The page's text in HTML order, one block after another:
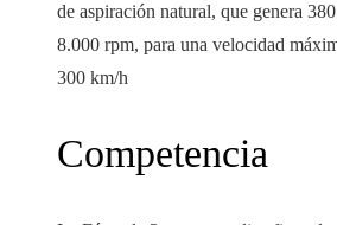
de aspiración natural, que genera
8.000 rpm, para una velocidad
300 km/h
Competencia